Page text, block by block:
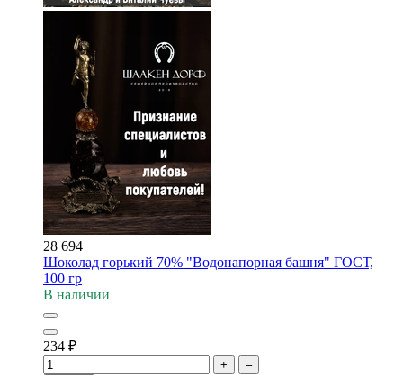
28 694
Шоколад горький 70% "Водонапорная башня" ГОСТ,
100 гр
В наличии
234 ₽
+
–